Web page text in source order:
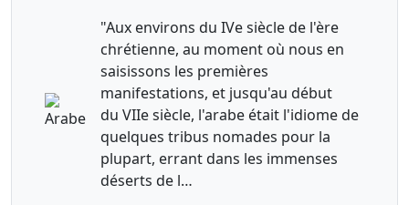
"Aux environs du IVe siècle de l'ère
chrétienne, au moment où nous en
saisissons les premières
manifestations, et jusqu'au début
du VIIe siècle, l'arabe était l'idiome de
quelques tribus nomades pour la
plupart, errant dans les immenses
déserts de l…